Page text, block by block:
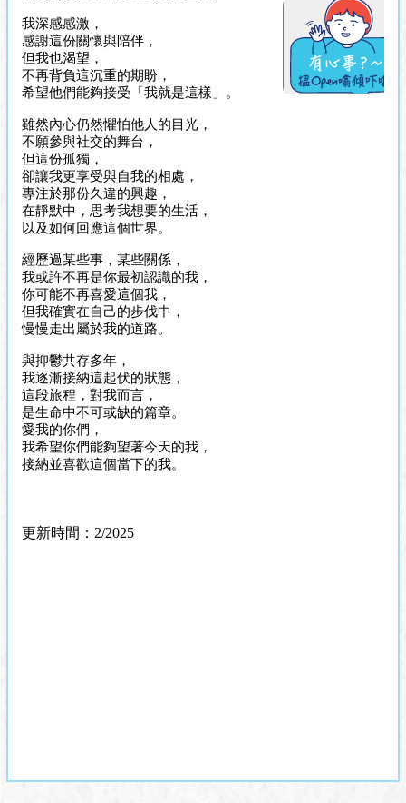
我深感感激，
感謝這份關懷與陪伴，
但我也渴望，
不再背負這沉重的期盼，
希望他們能夠接受「我就是這樣」。
雖然內心仍然懼怕他人的目光，
不願參與社交的舞台，
但這份孤獨，
卻讓我更享受與自我的相處，
專注於那份久違的興趣，
在靜默中，思考我想要的生活，
以及如何回應這個世界。
經歷過某些事，某些關係，
我或許不再是你最初認識的我，
你可能不再喜愛這個我，
但我確實在自己的步伐中，
慢慢走出屬於我的道路。
與抑鬱共存多年，
我逐漸接納這起伏的狀態，
這段旅程，對我而言，
是生命中不可或缺的篇章。
愛我的你們，
我希望你們能夠望著今天的我，
接納並喜歡這個當下的我。
更新時間：2/2025